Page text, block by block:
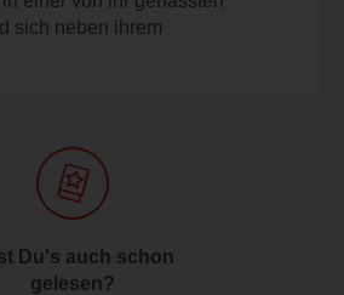
sich neben ihrem
Du's auch schon
gelesen?